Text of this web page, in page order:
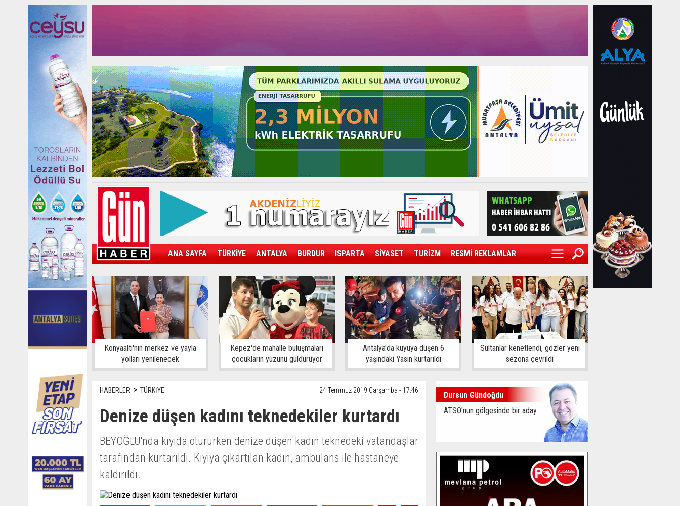
ANA SAYFA TÜRKİYE ANTALYA BURDUR ISPARTA SİYASET TURİZM RESMİ REKLAMLAR
KAMPÜS SPOR GÜN'ÜN ÜRÜNÜ SAĞLIK EKONOMİ DÜNYA
Konyaaltı'nın merkez ve yayla
yolları yenilenecek
Kepez'de mahalle buluşmaları
çocukların yüzünü güldürüyor
Antalya'da kuyuya düşen 6
yaşındaki Yasin kurtarıldı
Sultanlar kenetlendi, gözler yeni
sezona çevrildi
HABERLER > TÜRKİYE 24 Temmuz 2019 Çarşamba - 17:46
Denize düşen kadını teknedekiler kurtardı
BEYOĞLU'nda kıyıda otururken denize düşen kadın teknedeki vatandaşlar
tarafından kurtarıldı. Kıyıya çıkartılan kadın, ambulans ile hastaneye
kaldırıldı.
Dursun Gündoğdu
ATSO'nun gölgesinde bir aday